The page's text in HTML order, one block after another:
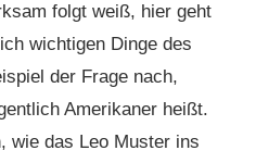
folgt weiß, hier geht
wichtigen Dinge des
der Frage nach,
Amerikaner heißt.
wie das Leo Muster ins